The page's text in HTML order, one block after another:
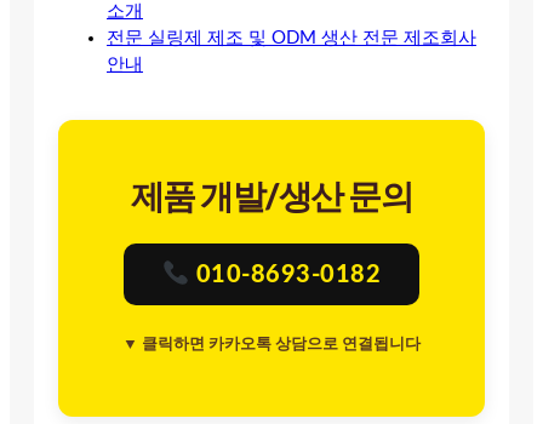
소개
전문 실링제 제조 및 ODM 생산 전문 제조회사
안내
제품 개발/생산 문의
010-8693-0182
▼ 클릭하면 카카오톡 상담으로 연결됩니다